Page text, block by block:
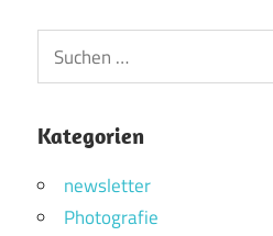
Suchen
nach:
Kategorien
newsletter
Photografie